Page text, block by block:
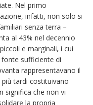
Nel primo
infatti, non solo si
senza terra –
al 43% nel decennio
e marginali, i cui
sufficiente di
rappresentavano il
tardi costituivano
significa che non vi
la propria